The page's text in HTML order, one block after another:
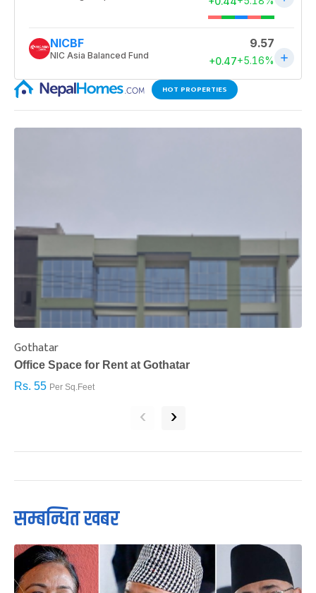
HOT PROPERTIES
Gothatar
Office Space for Rent at Gothatar
Rs. 55 Per Sq.Feet
‹ ›
सम्बन्धित खबर